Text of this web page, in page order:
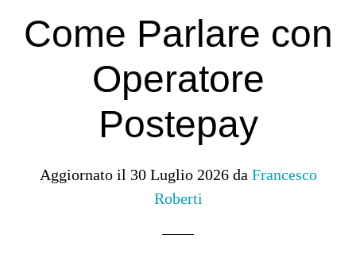
Come Parlare con
Operatore
Postepay
Aggiornato il 30 Luglio 2026da Francesco
Roberti